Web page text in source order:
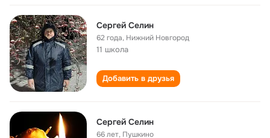
Сергей Селин
62 года, Нижний Новгород
11 школа
Добавить в друзья
Сергей Селин
66 лет, Пушкино